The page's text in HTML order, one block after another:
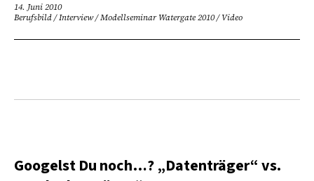
14. Juni 2010
Berufsbild/Interview/Modellseminar Watergate 2010/Video
Googelst Du noch…? „Datenträger“ vs.